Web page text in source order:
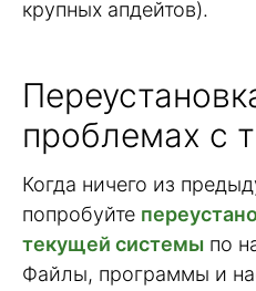
крупных апдейтов).
проблемах с
Когда ничего из
попробуйте
текущей системы по
Файлы, программы и